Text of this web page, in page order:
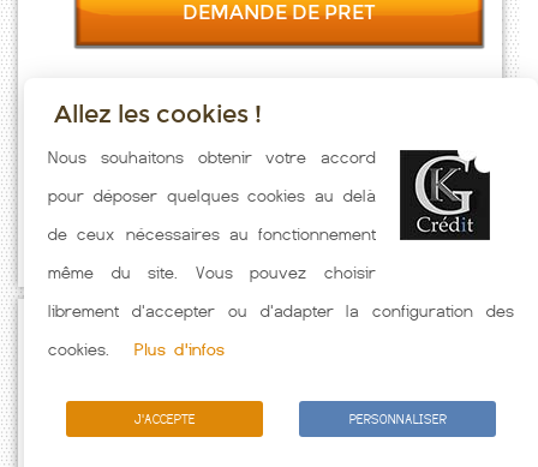
DEMANDE DE PRET
Taux emprunt actualisés (Lambres) toutes les semaines. Taux
Immobilier pratiqués par nos partenaires bancaires. Meilleur Taux
hors assurance. Taux crédit immobilier indicatif fonction des
caractéristiques de l'emprunteur.
Allez les cookies !
Nous souhaitons obtenir votre accord
pour déposer quelques cookies au delà
de ceux nécessaires au fonctionnement
même du site. Vous pouvez choisir
librement d'accepter ou d'adapter la configuration des
cookies.
Plus d'infos
J'ACCEPTE PERSONNALISER